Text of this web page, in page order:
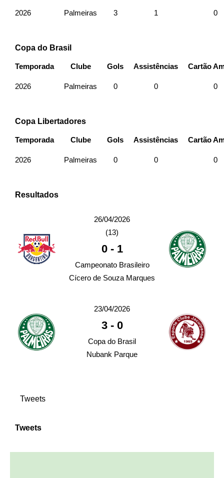
2026 Palmeiras 3 1 0
Copa do Brasil
Temporada Clube Gols Assistências Cartão
2026 Palmeiras 0 0 0
Copa Libertadores
Temporada Clube Gols Assistências Cartão
2026 Palmeiras 0 0 0
Resultados
26/04/2026
(13)
0- 1
Campeonato Brasileiro
Cícero de Souza Marques
23/04/2026
3- 0
Copa do Brasil
Nubank Parque
Tweets
Tweets